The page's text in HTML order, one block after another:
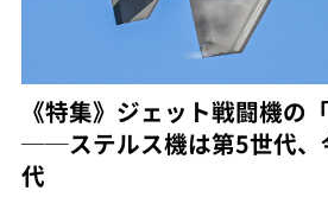
《特集》ジェット戦闘機の
──ステルス機は第5世代、
代